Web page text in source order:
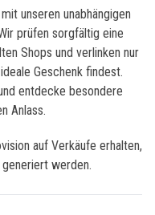
unseren unabhängigen
prüfen sorgfältig eine
Shops und verlinken nur
Geschenk findest.
entdecke besondere
Anlass.
auf Verkäufe erhalten,
werden.